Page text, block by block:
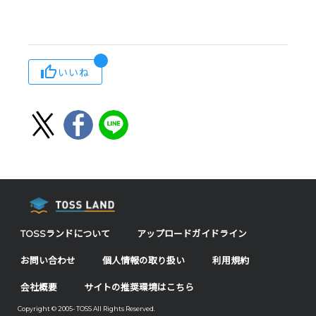
いいね
TOSSランドについて アップロードガイドライン
お問い合わせ 個人情報の取り扱い 利用規約
会社概要 サイトの推奨環境はこちら
Copyright © 2005- TOSS All Rights Reserved.